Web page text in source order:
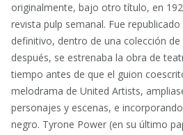
originalmente, bajo otro título, en
revista pulp semanal. Fue
definitivo, dentro de una colección
después, se estrenaba la obra de
tiempo antes de que el guion
melodrama de United Artists,
personajes y escenas, e
negro. Tyrone Power (en su último